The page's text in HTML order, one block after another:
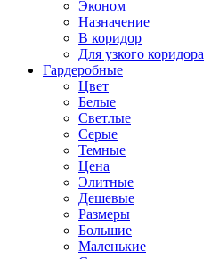
Эконом
Назначение
В коридор
Для узкого коридора
Гардеробные
Цвет
Белые
Светлые
Серые
Темные
Цена
Элитные
Дешевые
Размеры
Большие
Маленькие